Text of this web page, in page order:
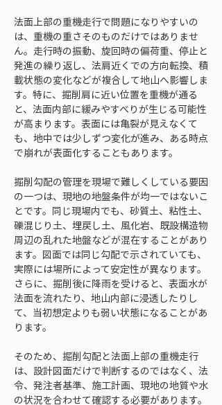
法面上部の重機走行で問題になりやすいの
は、重機の重さそのものだけではありませ
ん。走行時の振動、旋回時の偏荷重、停止と
発進の繰り返し、法肩近くでの方向転換、積
載状態の変化などが複合して地山へ影響しま
す。特に、掘削肩に近い位置を重機が通る
と、法面内部に緩みやすべりが生じる可能性
が高まります。表面には亀裂が見えなくて
も、地中では少しずつ変化が進み、ある時点
で崩れが表面化することもあります。
掘削勾配の管理を現場で難しくしている要因
の一つは、現地の地盤条件が均一ではないこ
とです。同じ現場内でも、砂質土、粘性土、
礫混じり土、埋戻し土、風化岩、既設構造物
周辺の乱れた地盤などが混在することがあり
ます。図面では同じ勾配で示されていても、
実際には場所によって安定性が異なります。
さらに、掘削後に降雨を受けると、表面水が
法面を流れたり、地山内部に浸透したりし
て、当初想定よりも弱い状態になることがあ
ります。
そのため、掘削勾配と法面上部の重機走行
は、設計図面だけで判断するのではなく、法
令、発注者基準、施工計画、現地の地質や水
の状況を合わせて確認する必要があります。